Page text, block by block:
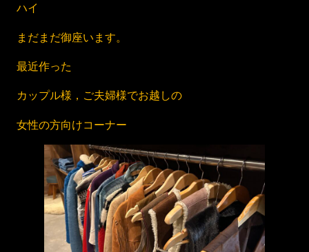
ハイ
まだまだ御座います。
最近作った
カップル様，ご夫婦様でお越しの
女性の方向けコーナー